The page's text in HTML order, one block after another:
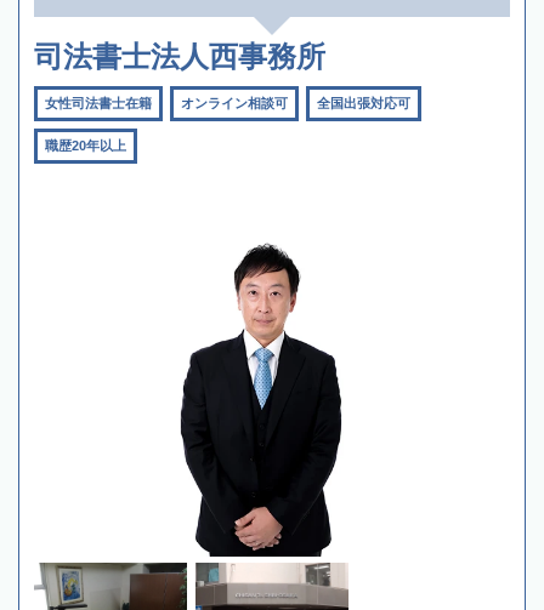
司法書士法人西事務所
女性司法書士在籍 オンライン相談可 全国出張対応可
職歴20年以上